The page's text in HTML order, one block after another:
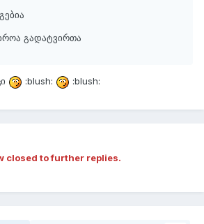
გადატვირთა
:blush: :blush:
closed to further replies.